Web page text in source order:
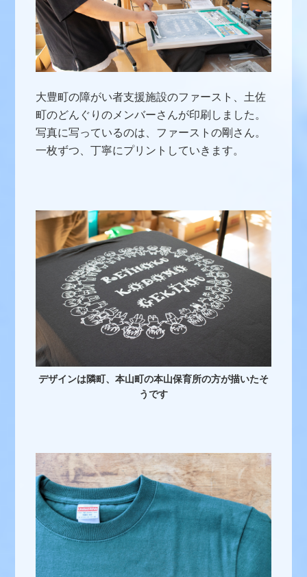
大豊町の障がい者支援施設のファースト、土佐
町のどんぐりのメンバーさんが印刷しました。
写真に写っているのは、ファーストの剛さん。
一枚ずつ、丁寧にプリントしていきます。
デザインは隣町、本山町の本山保育所の方が描いたそ
うです